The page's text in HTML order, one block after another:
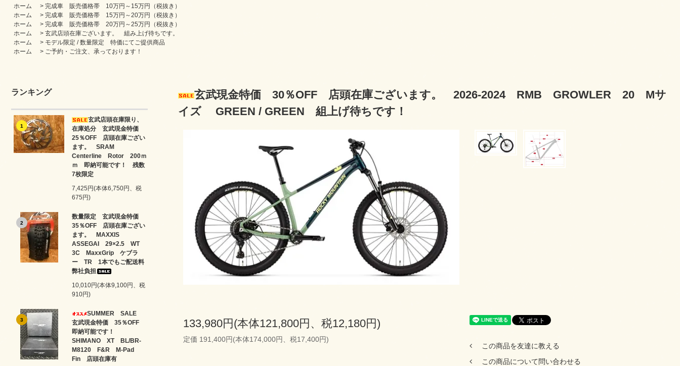
ホーム
> 完成車 販売価格帯 10万円～15万円（税抜き）
ホーム
> 完成車 販売価格帯 15万円～20万円（税抜き）
ホーム
> 完成車 販売価格帯 20万円～25万円（税抜き）
ホーム
> 玄武店頭在庫ございます。 組み上げ待ちです。
ホーム
> モデル限定 / 数量限定 特価にてご提供商品
ホーム
> ご予約・ご注文、承っております！
ランキング
1
玄武店頭在庫限り、
在庫処分 玄武現金特価
25％OFF 店頭在庫ござい
ます。 SRAM
Centerline Rotor 200ｍ
ｍ 即納可能です！ 残数
7枚限定
7,425円(本体6,750円、税
675円)
2
数量限定 玄武現金特価
35％OFF 店頭在庫ござい
ます。 MAXXIS
ASSEGAI 29×2.5 WT
3C MaxxGrip ケブラ
ー TR 1本でもご配送料
弊社負担
10,010円(本体9,100円、税
910円)
3
SUMMER SALE
玄武現金特価 35％OFF
即納可能です！
SHIMANO XT BL/BR-
M8120 F&R M-Pad
Fin 店頭在庫有
玄武現金特価 30％OFF 店頭在庫ございます。 2026-2024 RMB GROWLER 20 Mサ
イズ GREEN / GREEN 組上げ待ちです！
133,980円(本体121,800円、税12,180円)
定価 191,400円(本体174,000円、税17,400円)
この商品を友達に教える
この商品について問い合わせる